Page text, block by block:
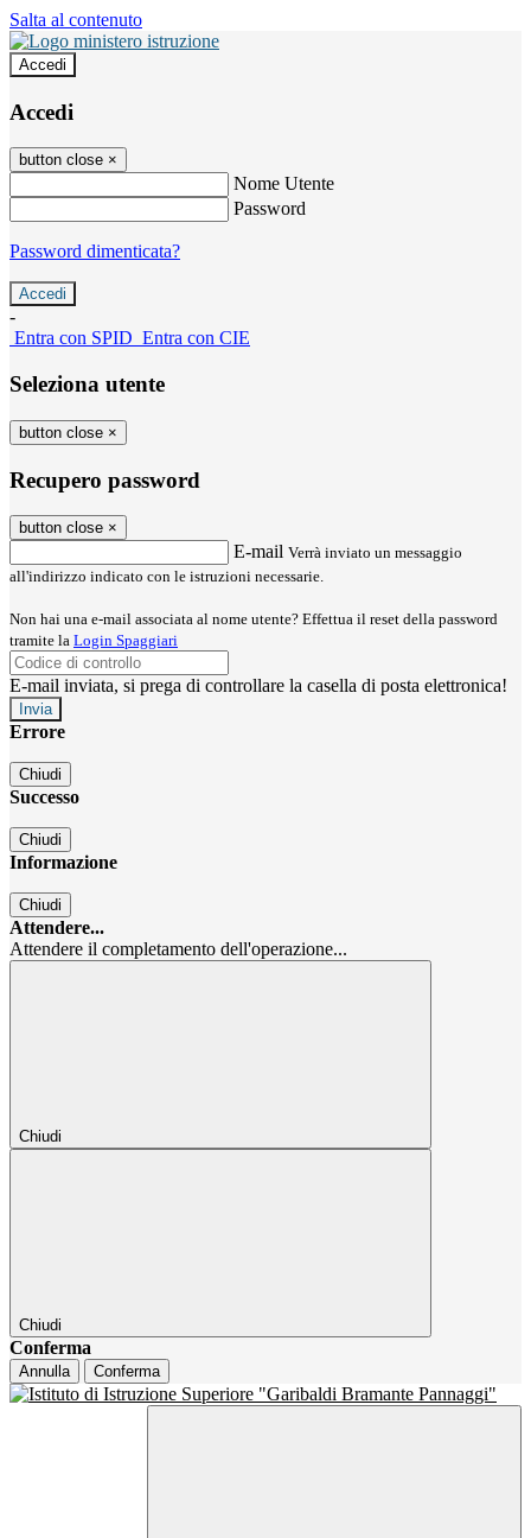
Salta al contenuto
Accedi
Accedi
button close ×
Nome Utente
Password
Password dimenticata?
-
Entra con SPID Entra con CIE
Seleziona utente
button close ×
Recupero password
button close ×
E-mail Verrà inviato un messaggio
all'indirizzo indicato con le istruzioni necessarie.
Non hai una e-mail associata al nome utente? Effettua il reset della password
tramite la Login Spaggiari
E-mail inviata, si prega di controllare la casella di posta elettronica!
Errore
Chiudi
Successo
Chiudi
Informazione
Chiudi
Attendere...
Attendere il completamento dell'operazione...
Chiudi
Chiudi
Conferma
Annulla Conferma